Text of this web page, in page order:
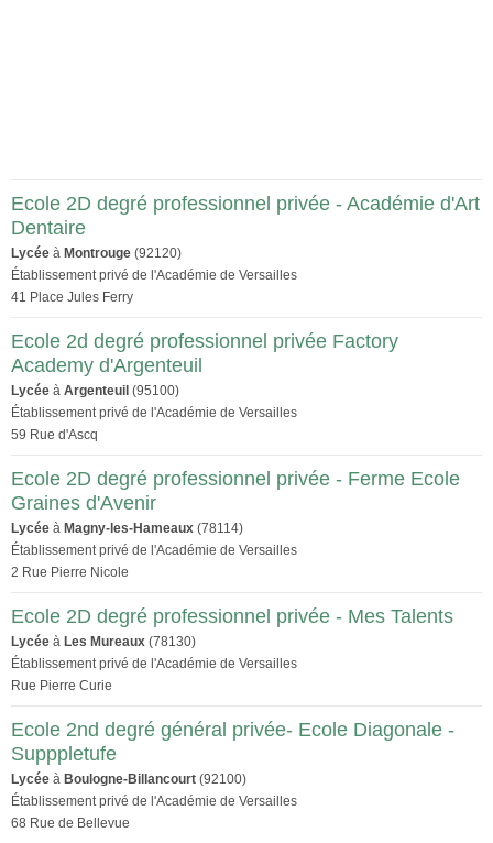
Ecole 2D degré professionnel privée - Académie d'Art
Dentaire
Lycée à Montrouge (92120)
Établissement privé de l'Académie de Versailles
41 Place Jules Ferry
Ecole 2d degré professionnel privée Factory
Academy d'Argenteuil
Lycée à Argenteuil (95100)
Établissement privé de l'Académie de Versailles
59 Rue d'Ascq
Ecole 2D degré professionnel privée - Ferme Ecole
Graines d'Avenir
Lycée à Magny-les-Hameaux (78114)
Établissement privé de l'Académie de Versailles
2 Rue Pierre Nicole
Ecole 2D degré professionnel privée - Mes Talents
Lycée à Les Mureaux (78130)
Établissement privé de l'Académie de Versailles
Rue Pierre Curie
Ecole 2nd degré général privée- Ecole Diagonale -
Supppletufe
Lycée à Boulogne-Billancourt (92100)
Établissement privé de l'Académie de Versailles
68 Rue de Bellevue